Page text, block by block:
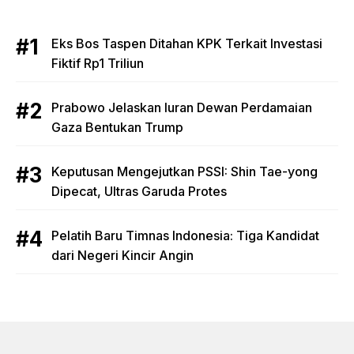
Eks Bos Taspen Ditahan KPK Terkait Investasi
Fiktif Rp1 Triliun
Prabowo Jelaskan Iuran Dewan Perdamaian
Gaza Bentukan Trump
Keputusan Mengejutkan PSSI: Shin Tae-yong
Dipecat, Ultras Garuda Protes
Pelatih Baru Timnas Indonesia: Tiga Kandidat
dari Negeri Kincir Angin